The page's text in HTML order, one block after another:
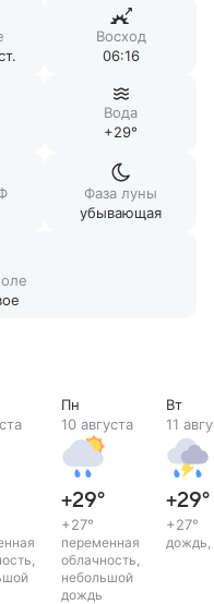
Восход
06:16
Вода
+29°
Фаза луны
убывающая
Пн
10 августа
+29°
+27°
переменная
облачность,
небольшой
дождь
Вт
11
+29°
+27°
дождь,